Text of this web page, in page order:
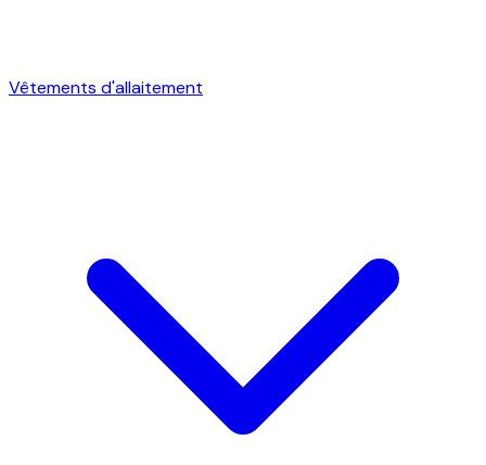
Vêtements d'allaitement